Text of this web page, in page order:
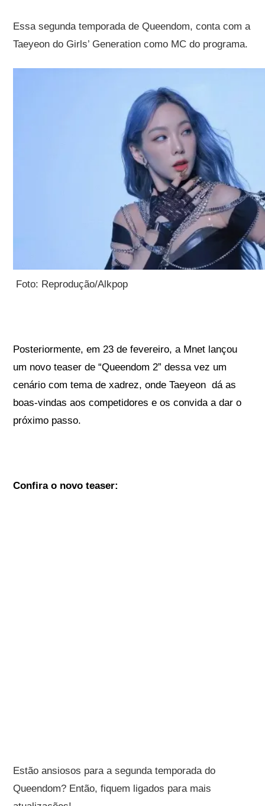
Essa segunda temporada de Queendom, conta com a
Taeyeon do Girls’ Generation como MC do programa.
Foto: Reprodução/Alkpop
Posteriormente, em 23 de fevereiro, a Mnet lançou
um novo teaser de “Queendom 2” dessa vez um
cenário com tema de xadrez, onde Taeyeon dá as
boas-vindas aos competidores e os convida a dar o
próximo passo.
Confira o novo teaser:
Estão ansiosos para a segunda temporada do
Queendom? Então, fiquem ligados para mais